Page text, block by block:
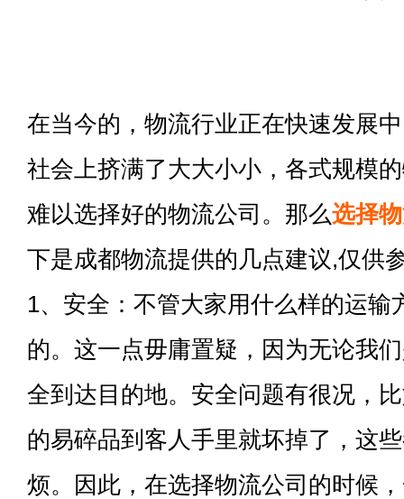
在当今的，物流行业正在快速发展
社会上挤满了大大小小，各式规模
难以选择好的物流公司。那么选择
下是成都物流提供的几点建议,仅供
1、安全：不管大家用什么样的运输
的。这一点毋庸置疑，因为无论我
全到达目的地。安全问题有很况，
的易碎品到客人手里就坏掉了，这
烦。因此，在选择物流公司的时候